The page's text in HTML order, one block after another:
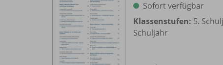
Sofort verfügbar
Klassenstufen: 5.
Schuljahr